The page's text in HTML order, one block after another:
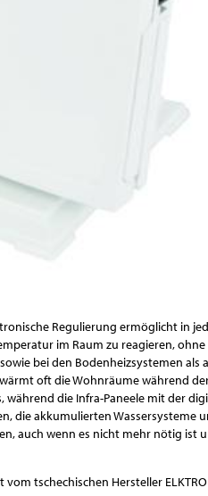
Regulierung ermöglicht in
im Raum zu reagieren,
bei den Bodenheizsystemen als
oft die Wohnräume während
während die Infra-Paneele mit der
die akkumulierten Wassersysteme
auch wenn es nicht mehr nötig ist
tschechischen Hersteller